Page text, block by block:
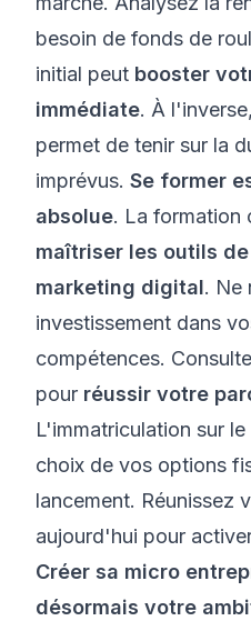
besoin de fonds de
initial peut booster
immédiate. À
permet de tenir sur la
imprévus. Se former
absolue. La formation
maîtriser les outils
marketing digital. Ne
investissement dans
compétences.
pour réussir votre
L'immatriculation sur
choix de vos options
lancement. Réunissez
aujourd'hui pour
Créer sa micro
désormais votre